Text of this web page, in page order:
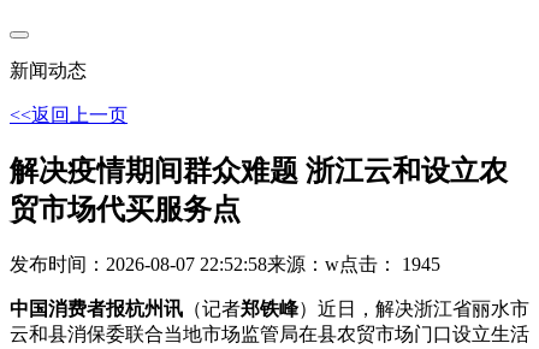
新闻动态
<<返回上一页
解决疫情期间群众难题 浙江云和设立农
贸市场代买服务点
发布时间：2026-08-07 22:52:58来源：w点击： 1945
中国消费者报杭州讯 （记者郑铁峰）近日，解决浙江省丽水市
云和县消保委联合当地市场监管局在县农贸市场门口设立生活